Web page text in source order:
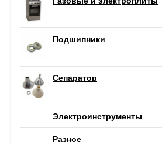
Подшипники
Сепаратор
Электроинструменты
Разное